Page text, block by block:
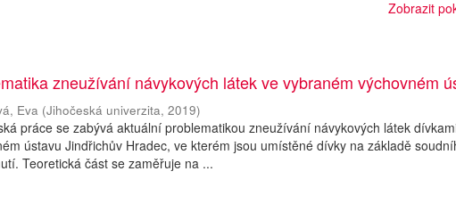
Zobrazit
zneužívání návykových látek ve vybraném výchovném
Eva (Jihočeská univerzita,2019)
práce se zabývá aktuální problematikou zneužívání návykových látek
ústavu Jindřichův Hradec, ve kterém jsou umístěné dívky na základě
Teoretická část se zaměřuje na ...